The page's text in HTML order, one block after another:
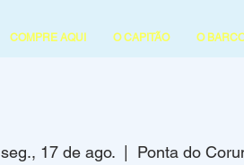
COMPRE AQUI O CAPITÃO O
seg., 17 de ago.
  |
Ponta do